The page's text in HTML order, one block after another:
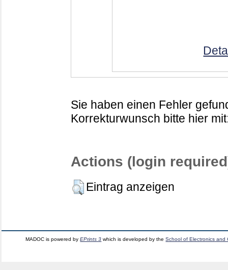
Sie haben einen Fehler
Korrekturwunsch bitte hier
Actions (login
Eintrag anzeigen
MADOC is powered byEPrints 3 which is developed by theSchool of Electronics and